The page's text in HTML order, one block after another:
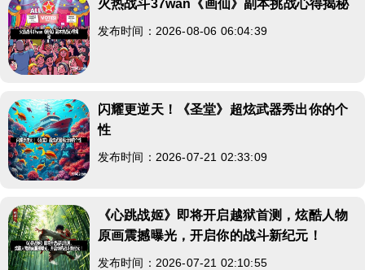
火热战斗37wan《画仙》副本挑战心得揭秘
发布时间：2026-08-06 06:04:39
闪耀更逆天！《圣堂》超炫武器秀出你的个
性
发布时间：2026-07-21 02:33:09
《心跳战姬》即将开启越狱首测，炫酷人物
原画震撼曝光，开启你的战斗新纪元！
发布时间：2026-07-21 02:10:55